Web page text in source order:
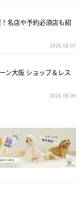
名店や予約必須店も紹
2026.08.07
ン大阪 ショップ＆レス
2026.08.06